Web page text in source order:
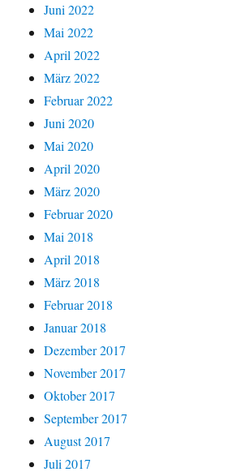
Juni 2022
Mai 2022
April 2022
März 2022
Februar 2022
Juni 2020
Mai 2020
April 2020
März 2020
Februar 2020
Mai 2018
April 2018
März 2018
Februar 2018
Januar 2018
Dezember 2017
November 2017
Oktober 2017
September 2017
August 2017
Juli 2017